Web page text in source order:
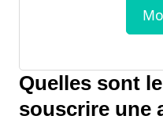
Quelles sont
souscrire une